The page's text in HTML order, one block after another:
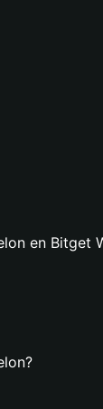
en Bitget